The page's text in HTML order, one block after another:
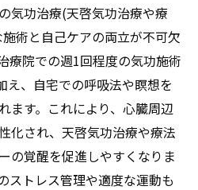
気功治療(天啓気功治療や療
術と自己ケアの両立が不可欠
療院での週1回程度の気功施術
え、自宅での呼吸法や瞑想を
ます。これにより、心臓周辺
化され、天啓気功治療や療法
の覚醒を促進しやすくなりま
ストレス管理や適度な運動も